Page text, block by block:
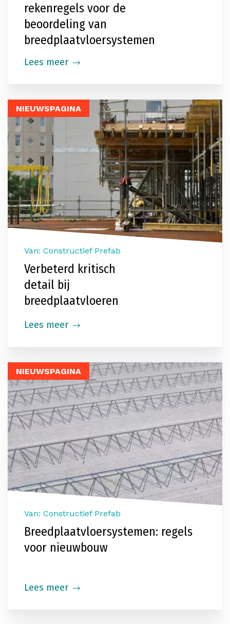
rekenregels voor de
beoordeling van
breedplaatvloersystemen
Lees meer
NIEUWSPAGINA
Van: Constructief Prefab
Verbeterd kritisch
detail bij
breedplaatvloeren
Lees meer
NIEUWSPAGINA
Van: Constructief Prefab
Breedplaatvloersystemen: regels
voor nieuwbouw
Lees meer